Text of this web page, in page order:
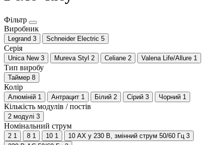
Фільтр
Виробник
Legrand 3 Schneider Electric 5
Серія
Unica New 3 Mureva Styl 2 Celiane 2 Valena Life/Allure 1
Тип виробу
Таймер 8
Колір
Алюміній 1 Антрацит 1 Білий 2 Сірий 3 Чорний 1
Кількість модулів / постів
2 модулі 3
Номінальний струм
2 1 8 1 10 1 10 АХ у 230 В, змінний струм 50/60 Гц 3